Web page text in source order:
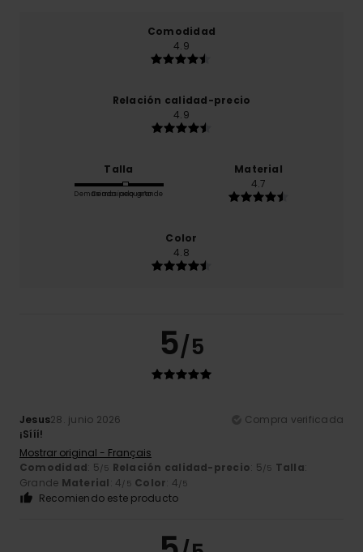
Comodidad
4.9
Relación calidad-precio
4.9
Talla
Demasiado pequeño
Demasiado grande
Material
4.7
Color
4.8
5/5
Jesus28. junio 2026
Compra verificada
¡Sííí!
Mostrar original - Français
Comodidad: 5/5 Relación calidad-precio: 5/5 Talla:
Grande Material: 4/5 Color: 4/5
Recomiendo este producto